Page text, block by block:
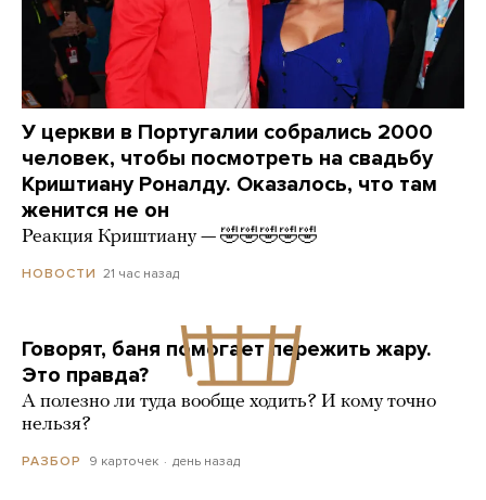
У церкви в Португалии собрались 2000
человек, чтобы посмотреть на свадьбу
Криштиану Роналду. Оказалось, что там
женится не он
Реакция Криштиану — 🤣🤣🤣🤣🤣
НОВОСТИ 21 час назад
Говорят, баня помогает пережить жару.
Это правда?
А полезно ли туда вообще ходить? И кому точно
нельзя?
РАЗБОР 9 карточек день назад